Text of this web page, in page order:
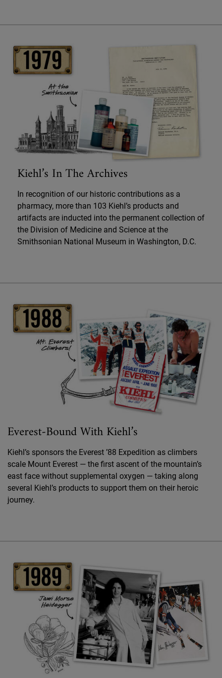
Kiehl’s In The Archives
In recognition of our historic contributions as a
pharmacy, more than 103 Kiehl’s products and
artifacts are inducted into the permanent collection of
the Division of Medicine and Science at the
Smithsonian National Museum in Washington, D.C.
Everest-Bound With Kiehl’s
Kiehl’s sponsors the Everest ’88 Expedition as climbers
scale Mount Everest — the first ascent of the mountain’s
east face without supplemental oxygen — taking along
several Kiehl’s products to support them on their heroic
journey.